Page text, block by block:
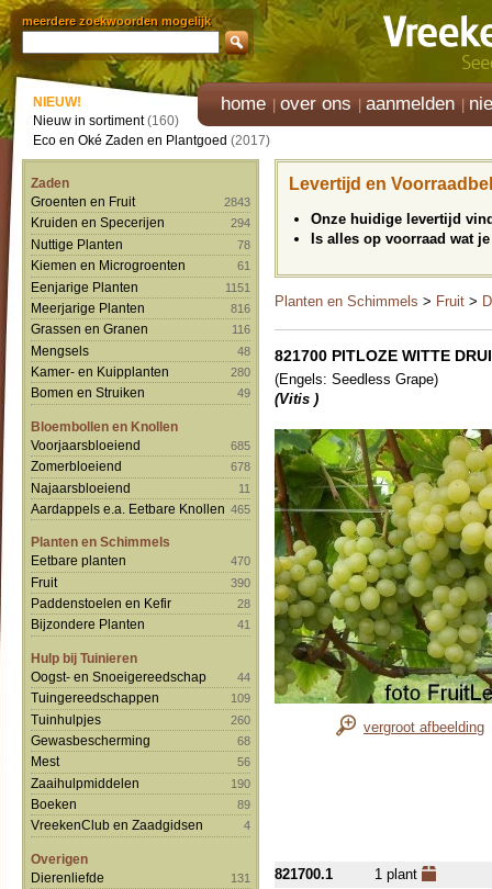
meerdere zoekwoorden mogelijk
home over ons aanmelden
NIEUW!
Nieuw in sortiment(160)
Eco en Oké Zaden en Plantgoed (2017)
Zaden
Groenten en Fruit
2843
Kruiden en Specerijen 294
Nuttige Planten 78
Kiemen en Microgroenten 61
Eenjarige Planten 1151
Meerjarige Planten 816
Grassen en Granen 116
Mengsels 48
Kamer- en Kuipplanten 280
Bomen en Struiken 49
Bloembollen en Knollen
Voorjaarsbloeiend
685
Zomerbloeiend 678
Najaarsbloeiend 11
Aardappels e.a. Eetbare Knollen 465
Planten en Schimmels
Eetbare planten
470
Fruit 390
Paddenstoelen en Kefir 28
Bijzondere Planten 41
Hulp bij Tuinieren
Oogst- en Snoeigereedschap
44
Tuingereedschappen 109
Tuinhulpjes 260
Gewasbescherming 68
Mest 56
Zaaihulpmiddelen 190
Boeken 89
VreekenClub en Zaadgidsen 4
Overigen
Dierenliefde
131
Levertijd en
Onze huidige levertijd
Is alles op voorraad wat
Planten en Schimmels > Fruit >
821700 PITLOZE WITTE
(Engels: Seedless Grape)
(Vitis )
vergroot afbeelding
821700.1
1 plant